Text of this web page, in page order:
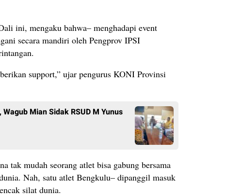
ini, mengaku bahwa– menghadapi event
secara mandiri oleh Pengprov IPSI
support,” ujar pengurus KONI Provinsi
Mian Sidak RSUD M Yunus
tak mudah seorang atlet bisa gabung bersama
Nah, satu atlet Bengkulu– dipanggil masuk
silat dunia.